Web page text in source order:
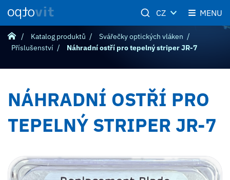
Katalog produktů
Svářečky optických vláken
Příslušenství
Náhradní ostří pro tepelný striper JR-7
NÁHRADNÍ OSTŘÍ PRO
TEPELNÝ STRIPER JR-7
MENU
CZ